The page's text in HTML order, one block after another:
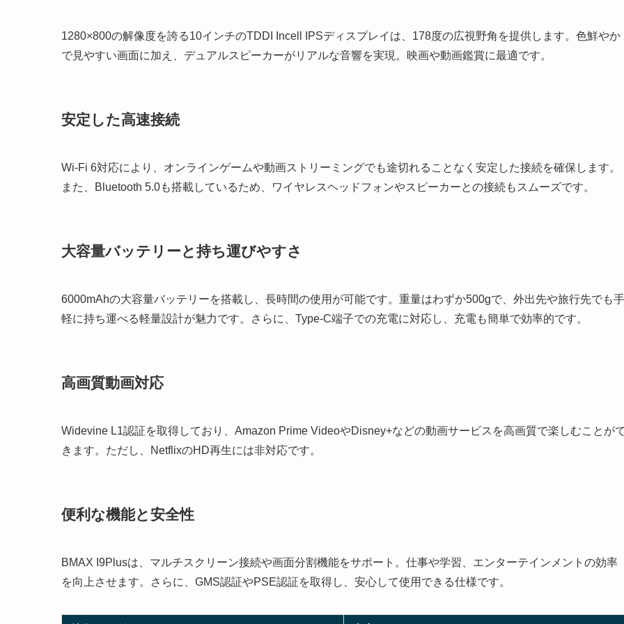
1280×800の解像度を誇る10インチのTDDI Incell IPSディスプレイは、178度の広視野角を提供します。色鮮やか
で見やすい画面に加え、デュアルスピーカーがリアルな音響を実現。映画や動画鑑賞に最適です。
安定した高速接続
Wi-Fi 6対応により、オンラインゲームや動画ストリーミングでも途切れることなく安定した接続を確保します。
また、Bluetooth 5.0も搭載しているため、ワイヤレスヘッドフォンやスピーカーとの接続もスムーズです。
大容量バッテリーと持ち運びやすさ
6000mAhの大容量バッテリーを搭載し、長時間の使用が可能です。重量はわずか500gで、外出先や旅行先でも手
軽に持ち運べる軽量設計が魅力です。さらに、Type-C端子での充電に対応し、充電も簡単で効率的です。
高画質動画対応
Widevine L1認証を取得しており、Amazon Prime VideoやDisney+などの動画サービスを高画質で楽しむことが
きます。ただし、NetflixのHD再生には非対応です。
便利な機能と安全性
BMAX I9Plusは、マルチスクリーン接続や画面分割機能をサポート。仕事や学習、エンターテインメントの効率
を向上させます。さらに、GMS認証やPSE認証を取得し、安心して使用できる仕様です。